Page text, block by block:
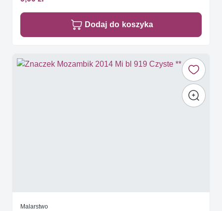
Dodaj do koszyka
Malarstwo